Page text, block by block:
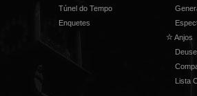
Túnel do Tempo
Enquetes
☆Anjos
Lista